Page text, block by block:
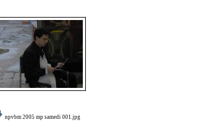
npvbm 2005 mp samedi 001.jpg